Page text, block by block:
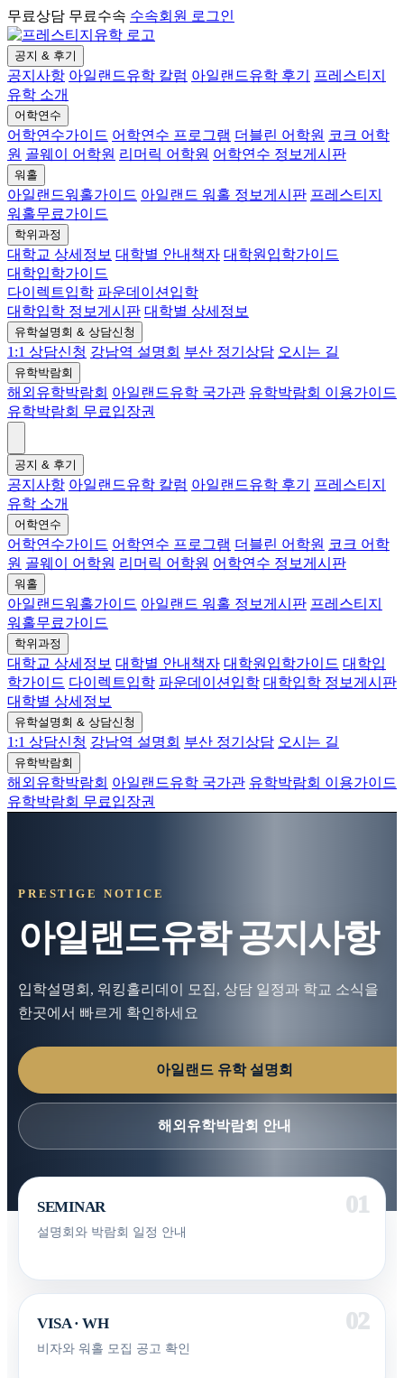
무료상담 무료수속 수속회원 로그인
공지 & 후기
공지사항 아일랜드유학 칼럼 아일랜드유학 후기
프레스티지
유학 소개
어학연수
어학연수가이드 어학연수 프로그램 더블린 어학원 코크 어학
원 골웨이 어학원 리머릭 어학원 어학연수 정보게시판
워홀
아일랜드워홀가이드 아일랜드 워홀 정보게시판 프레스티지
워홀무료가이드
학위과정
대학교 상세정보 대학별 안내책자 대학원입학가이드
대학입학가이드
다이렉트입학 파운데이션입학
대학입학 정보게시판 대학별 상세정보
유학설명회 & 상담신청
1:1 상담신청 강남역 설명회 부산 정기상담 오시는 길
유학박람회
해외유학박람회 아일랜드유학 국가관 유학박람회 이용가이드
유학박람회 무료입장권
공지 & 후기
공지사항 아일랜드유학 칼럼 아일랜드유학 후기
프레스티지
유학 소개
어학연수
어학연수가이드 어학연수 프로그램 더블린 어학원 코크 어학
원 골웨이 어학원 리머릭 어학원 어학연수 정보게시판
워홀
아일랜드워홀가이드 아일랜드 워홀 정보게시판 프레스티지
워홀무료가이드
학위과정
대학교 상세정보 대학별 안내책자 대학원입학가이드 대학입
학가이드 다이렉트입학 파운데이션입학 대학입학 정보게시판
대학별 상세정보
유학설명회 & 상담신청
1:1 상담신청 강남역 설명회 부산 정기상담 오시는 길
유학박람회
해외유학박람회 아일랜드유학 국가관 유학박람회 이용가이드
유학박람회 무료입장권
PRESTIGE NOTICE
아일랜드유학 공지사항
입학설명회, 워킹홀리데이 모집, 상담 일정과 학교 소식을
한곳에서 빠르게 확인하세요
아일랜드 유학 설명회
해외유학박람회 안내
SEMINAR
설명회와 박람회 일정 안내
VISA · WH
비자와 워홀 모집 공고 확인